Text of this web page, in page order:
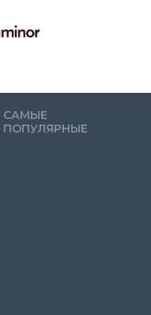
САМЫЕ
ПОПУЛЯРНЫЕ